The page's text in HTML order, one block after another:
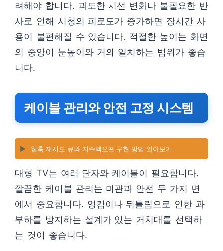
려해야 합니다. 과도한 시선 변화나 불필요한 반
사로 인해 시청의 피로도가 증가하면 장시간 사
용이 불편해질 수 있습니다. 적절한 높이는 화면
의 중앙이 눈높이와 거의 일치하는 범위가 좋습
니다.
케이블 관리와 안전 고정 시스템
▶️ 웹훅 재시도 큐와 지수백오프 구현 방법 알아보기
대형 TV는 여러 단자와 케이블이 필요합니다.
깔끔한 케이블 관리는 미관과 안전 두 가지 면
에서 중요합니다. 엉킴이나 뒤틀림으로 인한 과
부하를 방지하는 설계가 있는 거치대를 선택하
는 것이 좋습니다.